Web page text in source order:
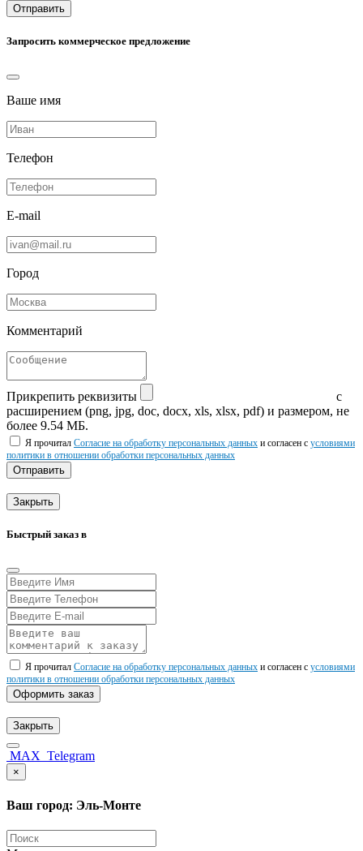
Отправить
Запросить коммерческое предложение
Ваше имя
Телефон
E-mail
Город
Комментарий
Прикрепить реквизиты
с
расширением (png, jpg, doc, docx, xls, xlsx, pdf) и размером, не
более 9.54 МБ.
Я прочитал Согласие на обработку персональных данных и согласен с условиями
политики в отношении обработки персональных данных
Отправить
Закрыть
Быстрый заказ в
Я прочитал Согласие на обработку персональных данных и согласен с условиями
политики в отношении обработки персональных данных
Оформить заказ
Закрыть
MAX Telegram
×
Ваш город: Эль-Монте